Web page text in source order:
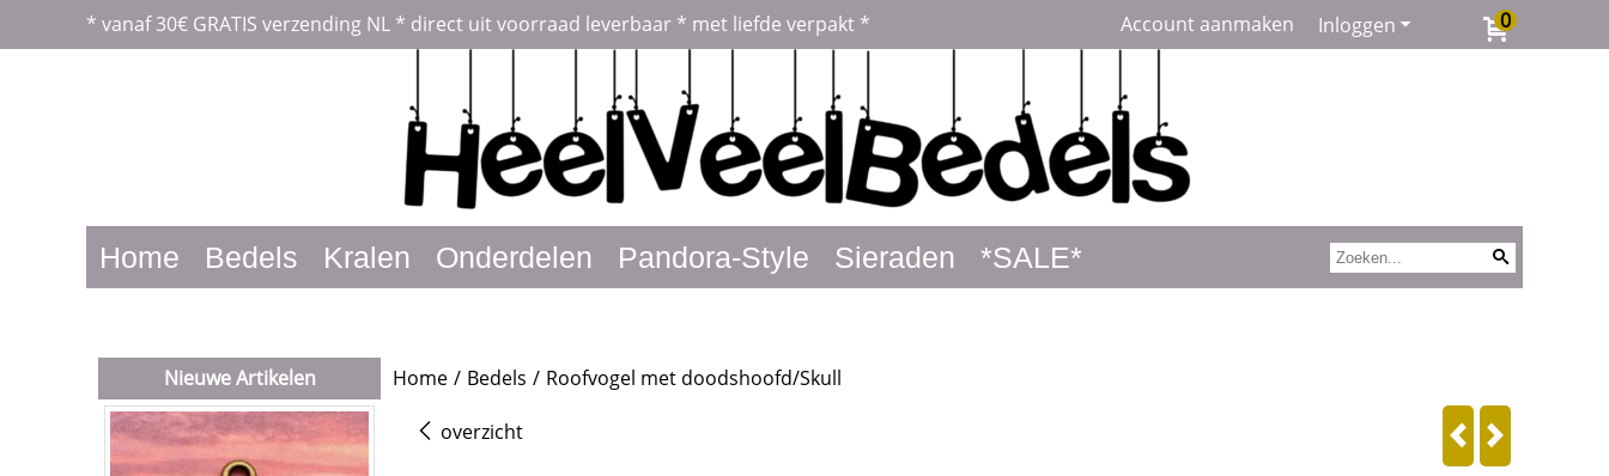
* vanaf 30€ GRATIS verzending NL * direct uit voorraad leverbaar * met liefde verpakt * 0
Inloggen
Account aanmaken
Home Bedels Kralen Onderdelen Pandora-Style Sieraden *SALE*
Nieuwe Artikelen Home / Bedels / Roofvogel met doodshoofd/Skull
overzicht